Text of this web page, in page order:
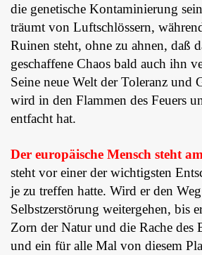
die genetische Kontaminierung
träumt von Luftschlössern,
Ruinen steht, ohne zu ahnen, daß
geschaffene Chaos bald auch ihn
Seine neue Welt der Toleranz und
wird in den Flammen des Feuers
entfacht hat.
Der europäische Mensch steht
steht vor einer der wichtigsten
je zu treffen hatte. Wird er den
Selbstzerstörung weitergehen, bis
Zorn der Natur und die Rache des
und ein für alle Mal von diesem